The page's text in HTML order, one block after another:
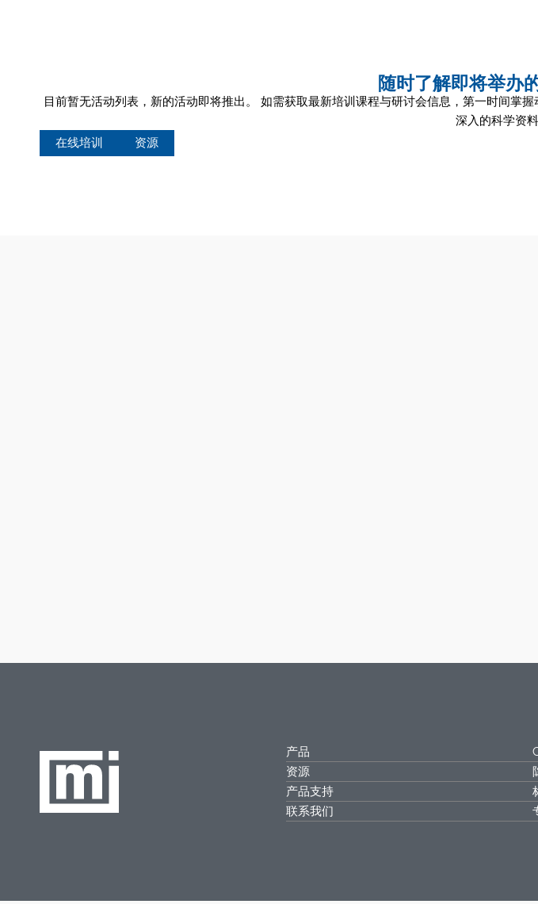
随时了解即将举办
目前暂无活动列表，新的活动即将推出。 如需获取最新培训课程与研讨会信息，第一时间掌
深入的科学资
在线培训
资源
产品
资源
产品支持
联系我们